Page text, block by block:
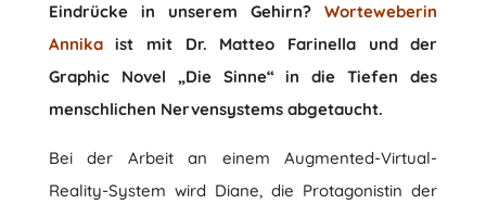
Eindrücke in unserem Gehirn?Worteweberin
Annikaist mit Dr. Matteo Farinella und der
Graphic Novel „Die Sinne“ in die Tiefen des
menschlichen Nervensystems abgetaucht.
Bei der Arbeit an einem Augmented-Virtual-
Reality-System wird Diane, die Protagonistin der